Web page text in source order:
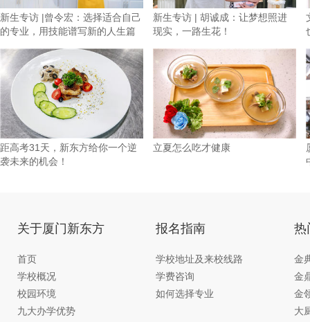
新生专访 |曾令宏：选择适合自己
的专业，用技能谱写新的人生篇
新生专访 | 胡诚成：让梦想照进
现实，一路生花！
距高考31天，新东方给你一个逆
袭未来的机会！
立夏怎么吃才健康
关于厦门新东方
首页
学校概况
校园环境
九大办学优势
报名指南
学校地址及来校线路
学费咨询
如何选择专业
热
金
金
金
大